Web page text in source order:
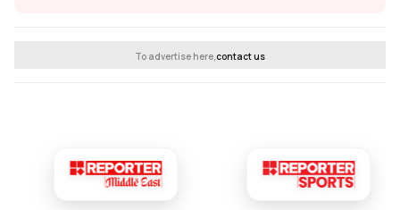
To advertise here,contact us